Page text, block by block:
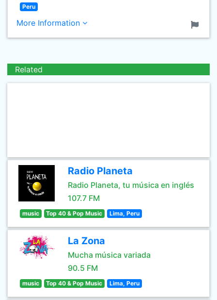
Peru
More Information
Related
Radio Planeta
Radio Planeta, tu música en inglés
107.7 FM
music Top 40 & Pop Music Lima, Peru
La Zona
Mucha música variada
90.5 FM
music Top 40 & Pop Music Lima, Peru